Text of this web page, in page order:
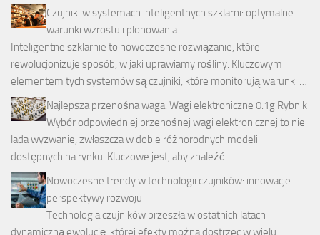
Czujniki w systemach inteligentnych szklarni: optymalne
warunki wzrostu i plonowania
Inteligentne szklarnie to nowoczesne rozwiązanie, które
rewolucjonizuje sposób, w jaki uprawiamy rośliny. Kluczowym
elementem tych systemów są czujniki, które monitorują warunki …
Najlepsza przenośna waga. Wagi elektroniczne 0.1g Rybnik
Wybór odpowiedniej przenośnej wagi elektronicznej to nie
lada wyzwanie, zwłaszcza w dobie różnorodnych modeli
dostępnych na rynku. Kluczowe jest, aby znaleźć …
Nowoczesne trendy w technologii czujników: innowacje i
perspektywy rozwoju
Technologia czujników przeszła w ostatnich latach